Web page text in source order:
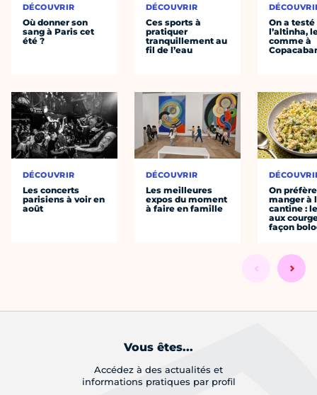
DÉCOUVRIR
Où donner son
sang à Paris cet
été ?
DÉCOUVRIR
Les concerts
parisiens à voir en
août
DÉCOUVRIR
Ces sports à
pratiquer
tranquillement au
fil de l’eau
DÉCOUVRIR
Les meilleures
expos du moment
à faire en famille
On a testé
l’altinha,
comme à
On préfère
manger à
cantine :
aux
façon
Vous êtes...
Accédez à des actualités et
informations pratiques par profil